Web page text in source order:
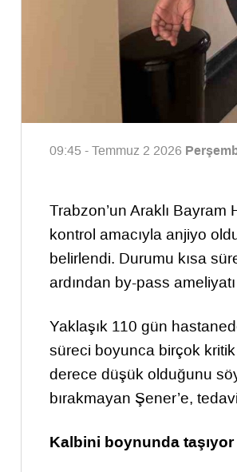
09:45 - Temmuz 2 2026
Trabzon’un Araklı
kontrol amacıyla anjiyo
belirlendi. Durumu kısa
ardından by-pass
Yaklaşık 110 gün
süreci boyunca birçok
derece düşük olduğunu
bırakmayan Şener’e,
Kalbini boynunda taşıyor